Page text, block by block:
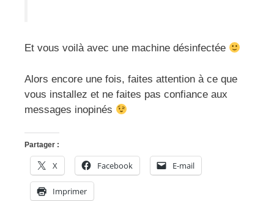
Et vous voilà avec une machine désinfectée
Alors encore une fois, faites attention à ce que
vous installez et ne faites pas confiance aux
messages inopinés
Partager :
X Facebook E-mail
Imprimer